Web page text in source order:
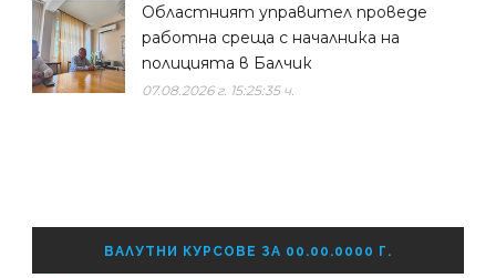
Областният управител проведе
работна среща с началника на
полицията в Балчик
07.08.2026 г. 15:25:35 ч.
ВАЛУТНИ КУРСОВЕ ЗА 00.00.0000 Г.